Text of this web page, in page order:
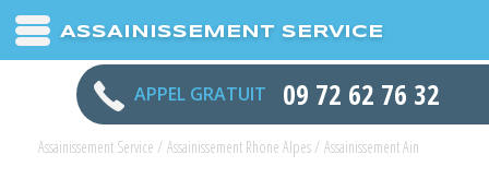
ASSAINISSEMENT SERVICE
APPEL GRATUIT 09 72 62 76 32
Assainissement Service / Assainissement Rhone Alpes/ Assainissement Ain